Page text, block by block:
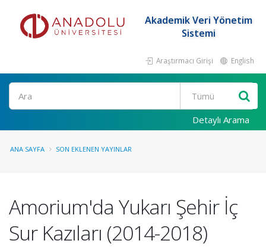
Akademik Veri Yönetim
Sistemi
Araştırmacı Girişi English
Ara
Detaylı Arama
ANA SAYFA SON EKLENEN YAYINLAR
Amorium'da Yukarı Şehir İç
Sur Kazıları (2014-2018)